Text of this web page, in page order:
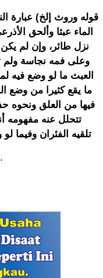
قوله وروث إلخ) عبارة
الماء عبثا وألحق
نزل طائر، وإن لم
وعلى فمه نجاسة ولم
العبث ما لو وضع فيه
ما يقع كثيرا من وضع
فيها من العلق ونحوه
تتحلل عنه مفهومه
تلقيه الفئران وفيما